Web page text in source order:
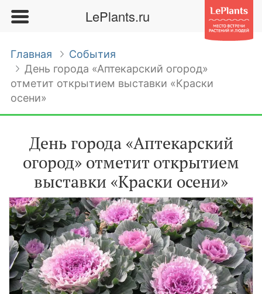
LePlants.ru
Главная
События
День города «Аптекарский огород»
отметит открытием выставки «Краски
осени»
День города «Аптекарский
огород» отметит открытием
выставки «Краски осени»